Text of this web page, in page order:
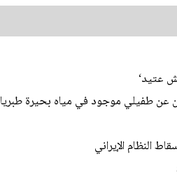
عتيد‘
عن طفيلي موجود في مياه بحيرة طبريا
النظام الإيراني